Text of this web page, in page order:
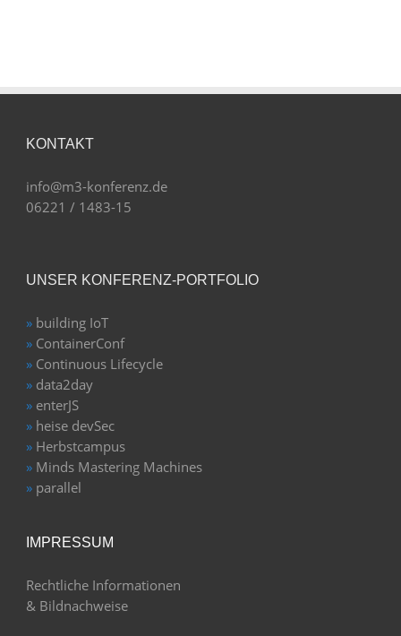
KONTAKT
info@m3-konferenz.de
06221 / 1483-15
UNSER KONFERENZ-PORTFOLIO
» building IoT
» ContainerConf
» Continuous Lifecycle
» data2day
» enterJS
» heise devSec
» Herbstcampus
» Minds Mastering Machines
» parallel
IMPRESSUM
Rechtliche Informationen
& Bildnachweise